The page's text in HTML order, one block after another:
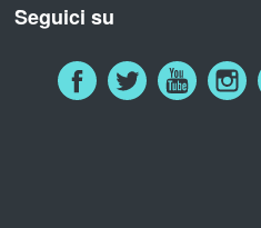
Seguici su